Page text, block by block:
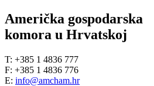
Američka gospodarska
komora u Hrvatskoj
T: +385 1 4836 777
F: +385 1 4836 776
E: info@amcham.hr